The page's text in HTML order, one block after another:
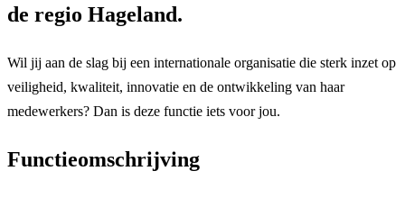
de regio Hageland.
Wil jij aan de slag bij een internationale organisatie die sterk inzet op
veiligheid, kwaliteit, innovatie en de ontwikkeling van haar
medewerkers? Dan is deze functie iets voor jou.
Functieomschrijving